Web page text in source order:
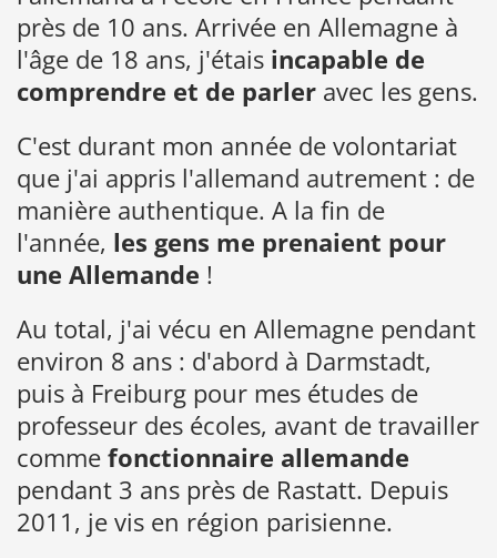
près de 10 ans. Arrivée en Allemagne à
l'âge de 18 ans, j'étais incapable de
comprendre et de parler avec les gens.
C'est durant mon année de volontariat
que j'ai appris l'allemand autrement : de
manière authentique. A la fin de
l'année, les gens me prenaient pour
une Allemande !
Au total, j'ai vécu en Allemagne pendant
environ 8 ans : d'abord à Darmstadt,
puis à Freiburg pour mes études de
professeur des écoles, avant de travailler
comme fonctionnaire allemande
pendant 3 ans près de Rastatt. Depuis
2011, je vis en région parisienne.